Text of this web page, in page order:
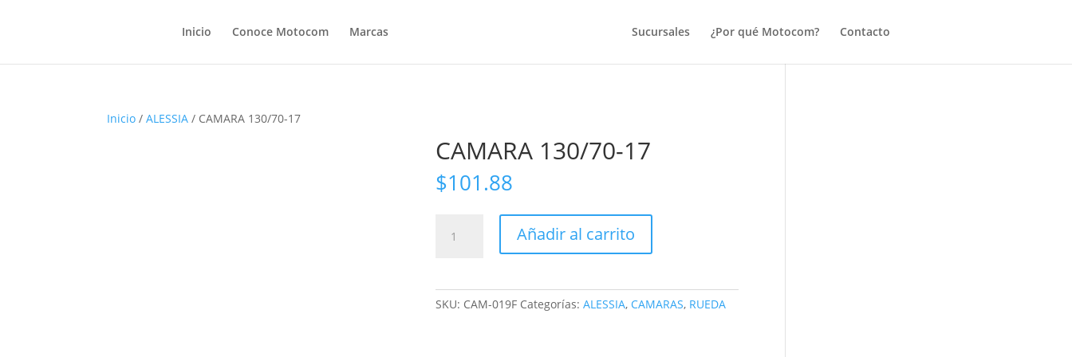
Inicio Conoce Motocom Marcas Sucursales ¿Por qué Motocom? Contacto
Inicio /ALESSIA / CAMARA 130/70-17
CAMARA 130/70-17
$101.88
130/70-
Añadir al carrito
SKU: CAM-019F Categorías:ALESSIA, CAMARAS, RUEDA